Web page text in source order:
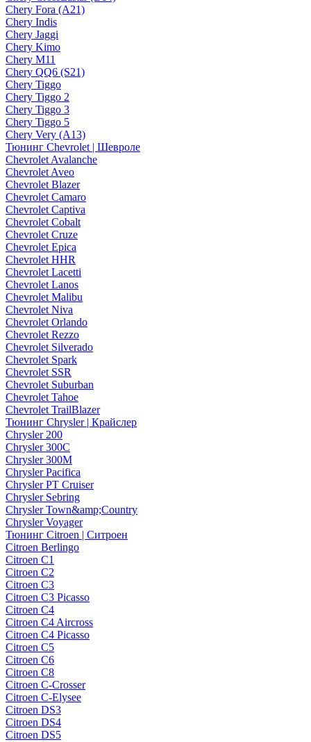
Chery Fora (A21)
Chery Indis
Chery Jaggi
Chery Kimo
Chery M11
Chery QQ6 (S21)
Chery Tiggo
Chery Tiggo 2
Chery Tiggo 3
Chery Tiggo 5
Chery Very (A13)
Тюнинг Chevrolet | Шевроле
Chevrolet Avalanche
Chevrolet Aveo
Chevrolet Blazer
Chevrolet Camaro
Chevrolet Captiva
Chevrolet Cobalt
Chevrolet Cruze
Chevrolet Epica
Chevrolet HHR
Chevrolet Lacetti
Chevrolet Lanos
Chevrolet Malibu
Chevrolet Niva
Chevrolet Orlando
Chevrolet Rezzo
Chevrolet Silverado
Chevrolet Spark
Chevrolet SSR
Chevrolet Suburban
Chevrolet Tahoe
Chevrolet TrailBlazer
Тюнинг Chrysler | Крайслер
Chrysler 200
Chrysler 300C
Chrysler 300M
Chrysler Pacifica
Chrysler PT Cruiser
Chrysler Sebring
Chrysler Town&amp;Country
Chrysler Voyager
Тюнинг Citroen | Ситроен
Citroen Berlingo
Citroen C1
Citroen C2
Citroen C3
Citroen C3 Picasso
Citroen C4
Citroen C4 Aircross
Citroen C4 Picasso
Citroen C5
Citroen C6
Citroen C8
Citroen C-Crosser
Citroen C-Elysee
Citroen DS3
Citroen DS4
Citroen DS5